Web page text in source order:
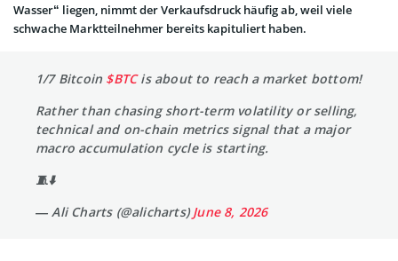
Wasser“ liegen, nimmt der Verkaufsdruck häufig ab, weil viele
schwache Marktteilnehmer bereits kapituliert haben.
1/7 Bitcoin $BTCis about to reach a market bottom!
Rather than chasing short-term volatility or selling,
technical and on-chain metrics signal that a major
macro accumulation cycle is starting.
🧵⬇️
— Ali Charts (@alicharts)June 8, 2026